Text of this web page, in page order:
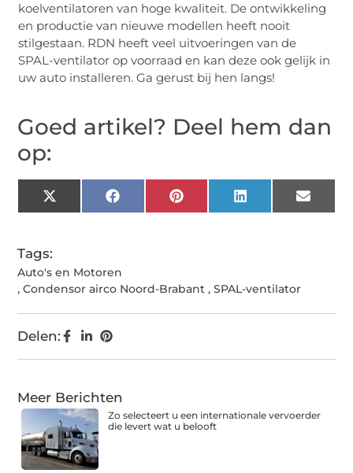
koelventilatoren van hoge kwaliteit. De ontwikkeling
en productie van nieuwe modellen heeft nooit
stilgestaan. RDN heeft veel uitvoeringen van de
SPAL-ventilator op voorraad en kan deze ook gelijk in
uw auto installeren. Ga gerust bij hen langs!
Goed artikel? Deel hem dan
op:
X
(Twitter)
FacebookPinterestLinkedIn Email
Tags:
Auto's en Motoren
,Condensor airco Noord-Brabant ,SPAL-ventilator
Delen:
Meer Berichten
Zo selecteert u een internationale vervoerder
die levert wat u belooft